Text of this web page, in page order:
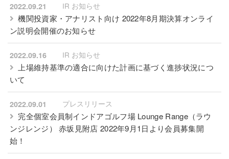
2022.09.21 IR お知らせ
機関投資家・アナリスト向け 2022年8月期決算オンライ
ン説明会開催のお知らせ
2022.09.16 IR お知らせ
上場維持基準の適合に向けた計画に基づく進捗状況につ
いて
2022.09.01 プレスリリース
完全個室会員制インドアゴルフ場 Lounge Range（ラウ
ンジレンジ） 赤坂見附店 2022年9月1日より会員募集開
始！